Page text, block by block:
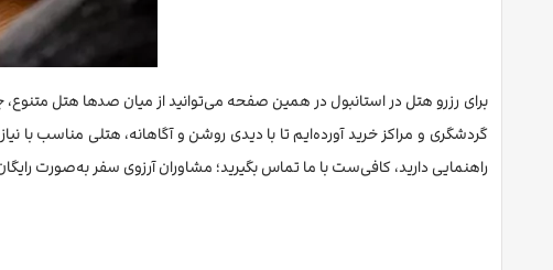
برای رزرو هتل در استانبول در همین صفحه می‌توانید از میان صدها هتل
گردشگری و مراکز خرید آورده‌ایم تا با دیدی روشن و آگاهانه، هتلی مناسب با
راهنمایی دارید، کافی‌ست با ما تماس بگیرید؛ مشاوران آرزوی سفر به‌صورت